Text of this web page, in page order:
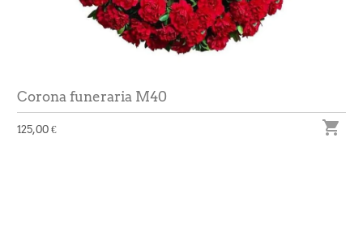
Corona funeraria M40
125,00 € 